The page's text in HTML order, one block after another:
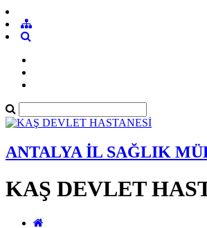
ANTALYA İL SAĞLIK
KAŞ DEVLET